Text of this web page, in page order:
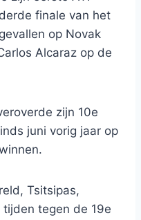
finale van het
op Novak
Alcaraz op de
zijn 10e
juni vorig jaar op
Tsitsipas,
tegen de 19e